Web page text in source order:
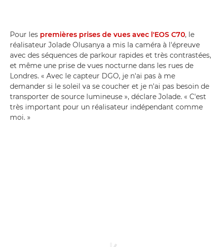
Pour les premières prises de vues avec l'EOS C70, le
réalisateur Jolade Olusanya a mis la caméra à l'épreuve
avec des séquences de parkour rapides et très contrastées,
et même une prise de vues nocturne dans les rues de
Londres. « Avec le capteur DGO, je n'ai pas à me
demander si le soleil va se coucher et je n'ai pas besoin de
transporter de source lumineuse », déclare Jolade. « C'est
très important pour un réalisateur indépendant comme
moi. »